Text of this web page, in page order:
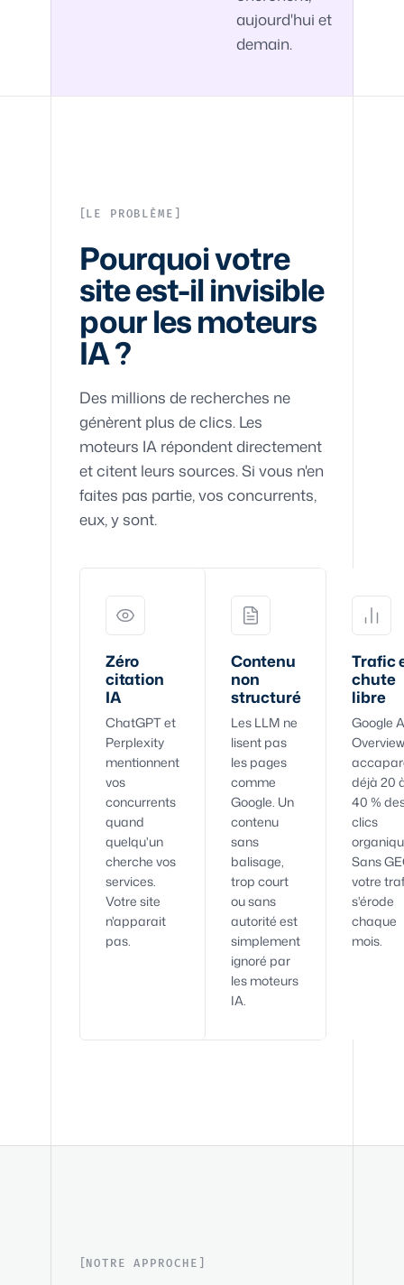
aujourd'hui et
demain.
LE PROBLÈME
Pourquoi votre
site est-il invisible
pour les moteurs
IA ?
Des millions de recherches ne
génèrent plus de clics. Les
moteurs IA répondent directement
et citent leurs sources. Si vous n'en
faites pas partie, vos concurrents,
eux, y sont.
Zéro
citation
IA
ChatGPT et
Perplexity
mentionnent
vos
concurrents
quand
quelqu'un
cherche vos
services.
Votre site
n'apparait
pas.
Contenu
non
structuré
Les LLM ne
lisent pas
les pages
comme
Google. Un
contenu
sans
balisage,
trop court
ou sans
autorité est
simplement
ignoré par
les moteurs
IA.
Trafic
chute
libre
Google
déjà 20
40 %
clics
Sans
votre
s'érode
chaque
mois.
NOTRE APPROCHE